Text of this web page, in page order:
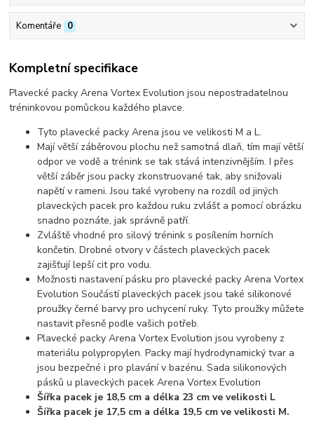
Komentáře 0
Kompletní specifikace
Plavecké packy Arena Vortex Evolution jsou nepostradatelnou
tréninkovou pomůckou každého plavce.
Tyto plavecké packy Arena jsou ve velikosti M a L.
Mají větší záběrovou plochu než samotná dlaň, tím mají větší
odpor ve vodě a trénink se tak stává intenzivnějším. I přes
větší záběr jsou packy zkonstruované tak, aby snižovali
napětí v rameni. Jsou také vyrobeny na rozdíl od jiných
plaveckých pacek pro každou ruku zvlášť a pomocí obrázku
snadno poznáte, jak správně patří.
Zvláště vhodné pro silový trénink s posílením horních
končetin. Drobné otvory v částech plaveckých pacek
zajišťují lepší cit pro vodu.
Možnosti nastavení pásku pro plavecké packy Arena Vortex
Evolution Součástí plaveckých pacek jsou také silikonové
proužky černé barvy pro uchycení ruky. Tyto proužky můžete
nastavit přesně podle vašich potřeb.
Plavecké packy Arena Vortex Evolution jsou vyrobeny z
materiálu polypropylen. Packy mají hydrodynamický tvar a
jsou bezpečné i pro plavání v bazénu. Sada silikonových
pásků u plaveckých pacek Arena Vortex Evolution
Šířka pacek je 18,5 cm a délka 23 cm ve velikosti L
Šířka pacek je 17,5 cm a délka 19,5 cm ve velikosti M.